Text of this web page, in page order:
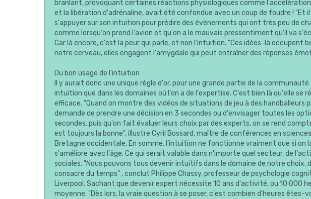
branlant, provoquant certaines réactions physiologiques comme
et la libération d'adrénaline, avait été confondue avec un coup de foudre ! "Et
s'appuyer sur son intuition pour prédire des évènements qui ont très peu de
comme lorsqu'on prend l'avion et qu'on a le mauvais pressentiment qu'il va
Car là encore, c'est la peur qui parle, et non l'intuition. "Ces idées-là occupent
notre cerveau, elles engagent l'amygdale qui peut entraîner des réponses
Du bon usage de l'intuition
Il y aurait donc une unique règle d'or, pour une grande partie de la
intuition que dans les domaines où l'on a de l'expertise. C'est bien là qu'elle se
efficace. "Quand on montre des vidéos de situations de jeu à des handballeurs
demande de prendre une décision en 3 secondes ou d'envisager toutes les
secondes, puis qu'on fait évaluer leurs choix par des experts, on se rend
est toujours la bonne", illustre Cyril Bossard, maître de conférences en
Bretagne occidentale. En somme, l'intuition ne fonctionne vraiment que si on
s'améliore avec l'âge. Ce qui serait valable dans n'importe quel secteur, de
sociales. "Nous pouvons tous devenir intuitifs dans le domaine de notre choix,
consacre du temps" , conclut Philippe Chassy, professeur de psychologie
Liverpool. Sachant que devenir expert nécessite 10 ans d'activité, ou 10 000
moyenne. "Dès lors, la vraie question à se poser, c'est combien d'heures êtes-